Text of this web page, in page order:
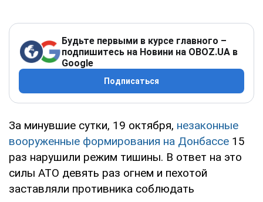
Будьте первыми в курсе главного –
подпишитесь на Новини на OBOZ.UA в
Google
Подписаться
За минувшие сутки, 19 октября, незаконные
вооруженные формирования на Донбассе 15
раз нарушили режим тишины. В ответ на это
силы АТО девять раз огнем и пехотой
заставляли противника соблюдать